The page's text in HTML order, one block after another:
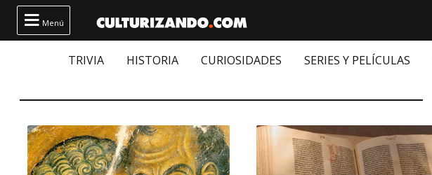
 Menú
TRIVIA HISTORIA CURIOSIDADES SERIES Y PELÍCULAS